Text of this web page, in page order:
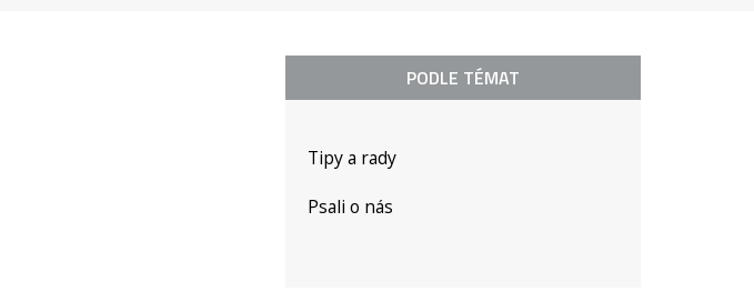
PODLE TÉMAT
Tipy a rady
Psali o nás